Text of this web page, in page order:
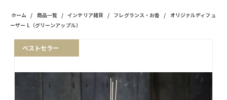
ホーム / 商品一覧 / インテリア雑貨 / フレグランス・お香 / オリジナルディフュ
ーザー L（グリーンアップル）
ベストセラー